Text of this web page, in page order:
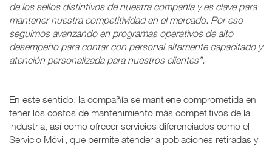
de los sellos distintivos de nuestra compañía y es clave para
mantener nuestra competitividad en el mercado. Por eso
seguimos avanzando en programas operativos de alto
desempeño para contar con personal altamente capacitado y
atención personalizada para nuestros clientes”.
En este sentido, la compañía se mantiene comprometida en
tener los costos de mantenimiento más competitivos de la
industria, así como ofrecer servicios diferenciados como el
Servicio Móvil, que permite atender a poblaciones retiradas y